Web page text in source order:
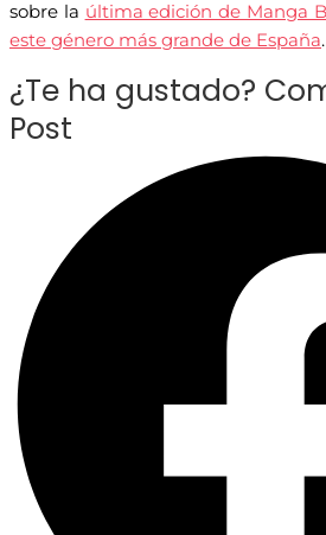
sobre la última edición de Manga
este género más grande de España.
¿Te ha gustado?
Post